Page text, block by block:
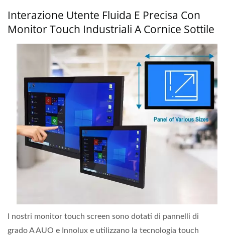
Interazione Utente Fluida E Precisa Con
Monitor Touch Industriali A Cornice Sottile
I nostri monitor touch screen sono dotati di pannelli di
grado A AUO e Innolux e utilizzano la tecnologia touch